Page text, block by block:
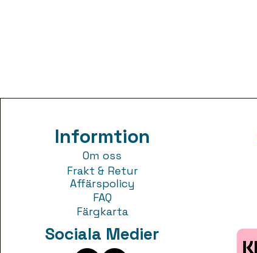
Informtion
Om oss
Frakt & Retur
Affärspolicy
FAQ
Färgkarta
Sociala Medier